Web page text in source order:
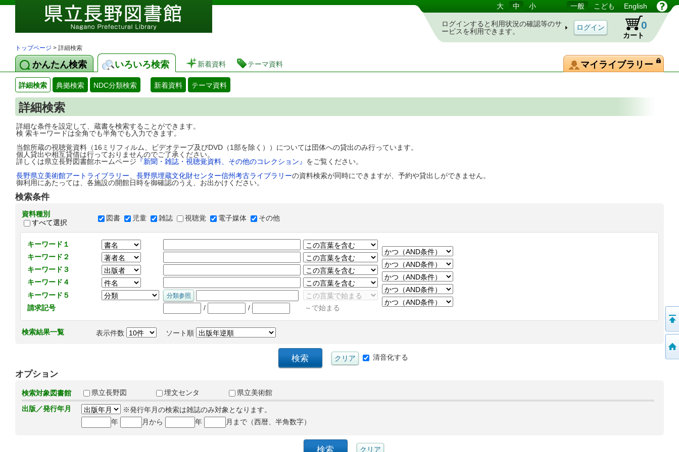
図書館 蔵書検索・予約システム 大 中 小 一般 こども English
ログインすると利用状況の確認等のサ
ービスを利用できます。
カート
0
トップページ > 詳細検索
かんたん検索 いろいろ検索 新着資料 テーマ資料 マイライブラリー
詳細検索 典拠検索 NDC分類検索 新着資料 テーマ資料
詳細検索
詳細な条件を設定して、蔵書を検索することができます。
検 索キーワードは全角でも半角でも入力できます。
当館所蔵の視聴覚資料（16ミリフィルム、ビデオテープ及びDVD（1部を除く））については団体への貸出のみ行っています。
個人貸出や相互貸借は行っておりませんのでご了承ください。
詳しくは県立長野図書館ホームページ 『新聞・雑誌・視聴覚資料、その他のコレクション』 をご覧ください。
長野県立美術館アートライブラリー
長野県埋蔵文化財センター信州考古ライブラリーの資料検索が同時にできますが、予約や貸出しができません。
御利用にあたっては、各施設の開館日時を御確認のうえ、お出かけください。
検索条件
資料種別
すべて選択
図書 児童 雑誌 視聴覚 電子媒体 その他
キーワード１
キーワード２
キーワード３
キーワード４
キーワード５
請求記号
/ / ～で始まる
検索結果一覧 表示件数 ソート順
清音化する
オプション
検索対象図書館 県立長野図 埋文センタ
県立美術館
出版／発行年月
※発行年月の検索は雑誌のみ対象となります。
年
月から 年 月まで（西暦、半角数字）